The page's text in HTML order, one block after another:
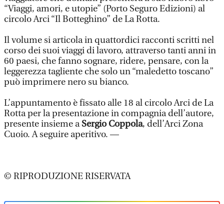
“Viaggi, amori, e utopie” (Porto Seguro Edizioni) al
circolo Arci “Il Botteghino” de La Rotta.
Il volume si articola in quattordici racconti scritti nel
corso dei suoi viaggi di lavoro, attraverso tanti anni in
60 paesi, che fanno sognare, ridere, pensare, con la
leggerezza tagliente che solo un “maledetto toscano”
può imprimere nero su bianco.
L’appuntamento è fissato alle 18 al circolo Arci de La
Rotta per la presentazione in compagnia dell’autore,
presente insieme aSergio Coppola, dell’Arci Zona
Cuoio. A seguire aperitivo. —
© RIPRODUZIONE RISERVATA